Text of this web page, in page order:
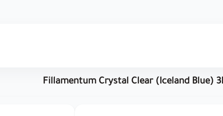
Fillamentum Crystal Clear (Iceland Blue)